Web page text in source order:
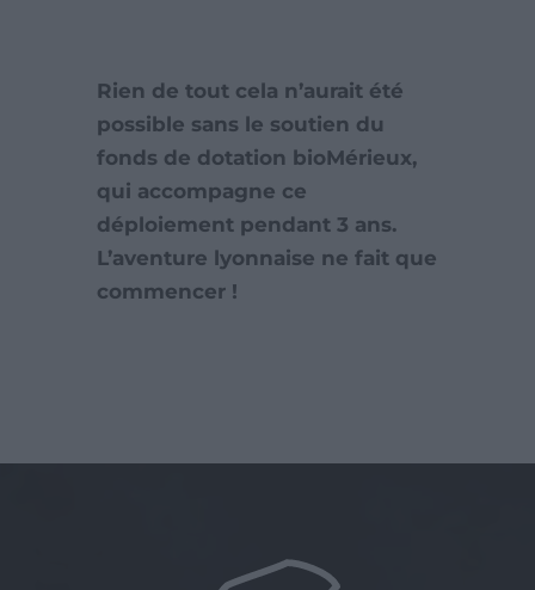
Rien de tout cela n’aurait été
possible sans le soutien du
fonds de dotation bioMérieux,
qui accompagne ce
déploiement pendant 3 ans.
L’aventure lyonnaise ne fait que
commencer !